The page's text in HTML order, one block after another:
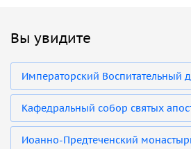
Вы увидите
Императорский Воспитательный
Кафедральный собор святых
Иоанно-Предтеченский